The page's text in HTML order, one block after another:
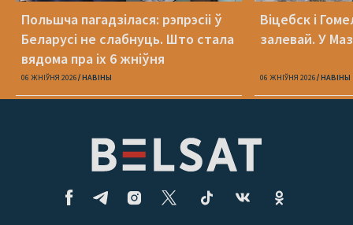
Польшча пагадзілася: рэпрэсіі ў
Беларусі не слабнуць. Што стала
вядома пра іх 6 жніўня
06 ЖНІЎНЯ 2026 НАВІНЫ
Віцебск і
залевай. У
06 ЖНІЎНЯ 2026 НАВІНЫ